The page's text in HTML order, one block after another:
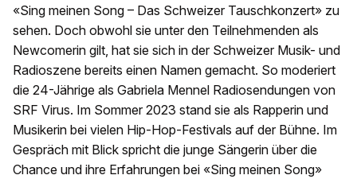
«Sing meinen Song – Das Schweizer Tauschkonzert» zu
sehen. Doch obwohl sie unter den Teilnehmenden als
Newcomerin gilt, hat sie sich in der Schweizer Musik- und
Radioszene bereits einen Namen gemacht. So moderiert
die 24-Jährige als Gabriela Mennel Radiosendungen von
SRF Virus. Im Sommer 2023 stand sie als Rapperin und
Musikerin bei vielen Hip-Hop-Festivals auf der Bühne. Im
Gespräch mit Blick spricht die junge Sängerin über die
Chance und ihre Erfahrungen bei «Sing meinen Song»